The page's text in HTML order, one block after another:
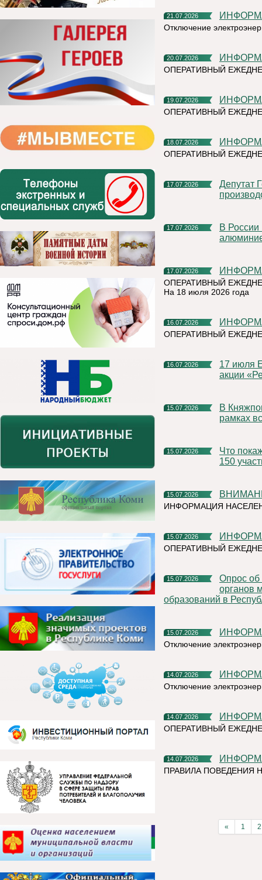
21.07.2026
Отключение
20.07.2026
ОПЕРАТИВНЫЙ
19.07.2026
ОПЕРАТИВНЫЙ
18.07.2026
ОПЕРАТИВНЫЙ
17.07.2026
Депутат Госдумы Мария Бутина познакомилась с
17.07.2026
В России впервые прошли биржевые торги первичным
17.07.2026
ОПЕРАТИВНЫЙ
На 18 июля 2026 года
16.07.2026
ОПЕРАТИВНЫЙ
16.07.2026
17 июля Емва присоединится к Всероссийской экологической
акции
15.07.2026
В Княжпогостском округе продолжаются мероприятия в
рамках
15.07.2026
Что покажут на Коми ВДНХ? Организаторы ожидают более
150
15.07.2026
ИНФОРМАЦИЯ
15.07.2026
ОПЕРАТИВНЫЙ
15.07.2026
Опрос об эффективности деятельности руководителей
органов
образований в
15.07.2026
Отключение
14.07.2026
Отключение
14.07.2026
ОПЕРАТИВНЫЙ
14.07.2026
ПРАВИЛА ПОВЕДЕНИЯ
« 1 2